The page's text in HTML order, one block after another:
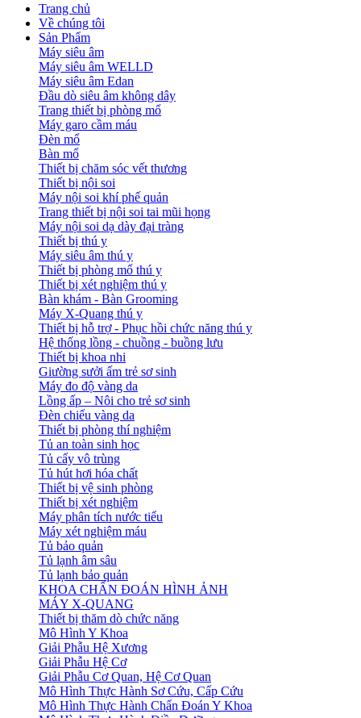
Trang chủ
Về chúng tôi
Sản Phẩm
Máy siêu âm
Máy siêu âm WELLD
Máy siêu âm Edan
Đầu dò siêu âm không dây
Trang thiết bị phòng mổ
Máy garo cầm máu
Đèn mổ
Bàn mổ
Thiết bị chăm sóc vết thương
Thiết bị nội soi
Máy nội soi khí phế quản
Trang thiết bị nội soi tai mũi họng
Máy nội soi dạ dày đại tràng
Thiết bị thú y
Máy siêu âm thú y
Thiết bị phòng mổ thú y
Thiết bị xét nghiệm thú y
Bàn khám - Bàn Grooming
Máy X-Quang thú y
Thiết bị hỗ trợ - Phục hồi chức năng thú y
Hệ thống lồng - chuồng - buồng lưu
Thiết bị khoa nhi
Giường sưởi ấm trẻ sơ sinh
Máy đo độ vàng da
Lồng ấp – Nôi cho trẻ sơ sinh
Đèn chiếu vàng da
Thiết bị phòng thí nghiệm
Tủ an toàn sinh học
Tủ cấy vô trùng
Tủ hút hơi hóa chất
Thiết bị vệ sinh phòng
Thiết bị xét nghiệm
Máy phân tích nước tiểu
Máy xét nghiệm máu
Tủ bảo quản
Tủ lạnh âm sâu
Tủ lạnh bảo quản
KHOA CHẨN ĐOÁN HÌNH ẢNH
MÁY X-QUANG
Thiết bị thăm dò chức năng
Mô Hình Y Khoa
Giải Phẫu Hệ Xương
Giải Phẫu Hệ Cơ
Giải Phẫu Cơ Quan, Hệ Cơ Quan
Mô Hình Thực Hành Sơ Cứu, Cấp Cứu
Mô Hình Thực Hành Chẩn Đoán Y Khoa